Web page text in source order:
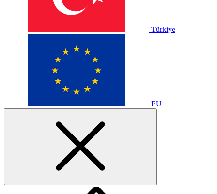
Türkiye
EU